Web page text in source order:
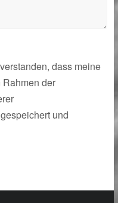
dass meine
der
und